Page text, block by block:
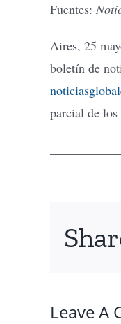
Fuentes:
Aires, 25
boletín de
parcial de
Leave A